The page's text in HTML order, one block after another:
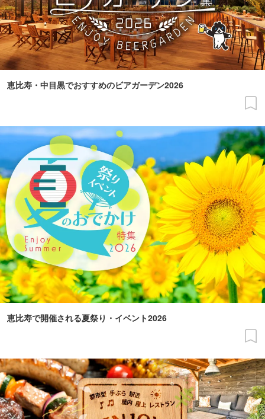
恵比寿・中目黒でおすすめのビアガーデン2026
恵比寿で開催される夏祭り・イベント2026